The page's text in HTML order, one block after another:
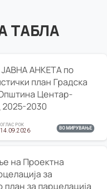
ТАБЛА
АНКЕТА по
план Градска
Центар-
2025-2030
ОГЛАС РОК
14.09.2026 ВО МИРУВАЊЕ
на Проектна
за
за парцелација